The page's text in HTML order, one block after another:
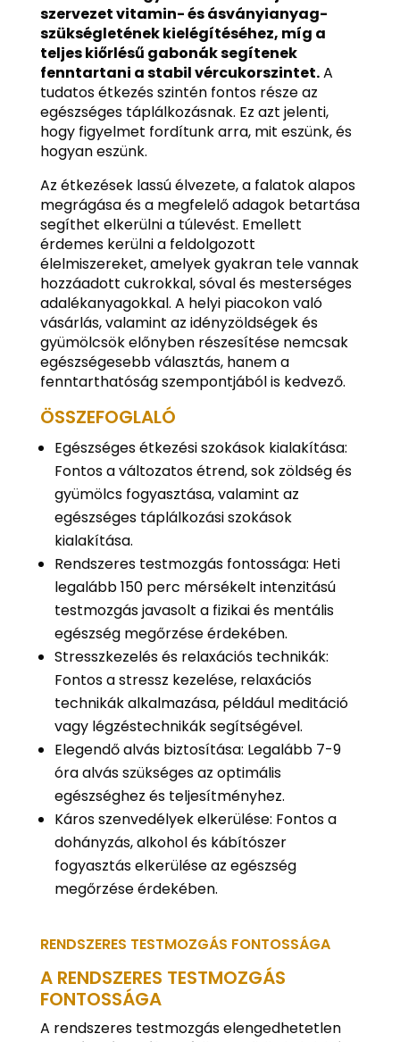
szervezet vitamin- és ásványianyag-
szükségletének kielégítéséhez, míg a
teljes kiőrlésű gabonák segítenek
fenntartani a stabil vércukorszintet.A
tudatos étkezés szintén fontos része az
egészséges táplálkozásnak. Ez azt jelenti,
hogy figyelmet fordítunk arra, mit eszünk, és
hogyan eszünk.
Az étkezések lassú élvezete, a falatok alapos
megrágása és a megfelelő adagok betartása
segíthet elkerülni a túlevést. Emellett
érdemes kerülni a feldolgozott
élelmiszereket, amelyek gyakran tele vannak
hozzáadott cukrokkal, sóval és mesterséges
adalékanyagokkal. A helyi piacokon való
vásárlás, valamint az idényzöldségek és
gyümölcsök előnyben részesítése nemcsak
egészségesebb választás, hanem a
fenntarthatóság szempontjából is kedvező.
ÖSSZEFOGLALÓ
Egészséges étkezési szokások kialakítása:
Fontos a változatos étrend, sok zöldség és
gyümölcs fogyasztása, valamint az
egészséges táplálkozási szokások
kialakítása.
Rendszeres testmozgás fontossága: Heti
legalább 150 perc mérsékelt intenzitású
testmozgás javasolt a fizikai és mentális
egészség megőrzése érdekében.
Stresszkezelés és relaxációs technikák:
Fontos a stressz kezelése, relaxációs
technikák alkalmazása, például meditáció
vagy légzéstechnikák segítségével.
Elegendő alvás biztosítása: Legalább 7-9
óra alvás szükséges az optimális
egészséghez és teljesítményhez.
Káros szenvedélyek elkerülése: Fontos a
dohányzás, alkohol és kábítószer
fogyasztás elkerülése az egészség
megőrzése érdekében.
RENDSZERES TESTMOZGÁS FONTOSSÁGA
A RENDSZERES TESTMOZGÁS
FONTOSSÁGA
A rendszeres testmozgás elengedhetetlen